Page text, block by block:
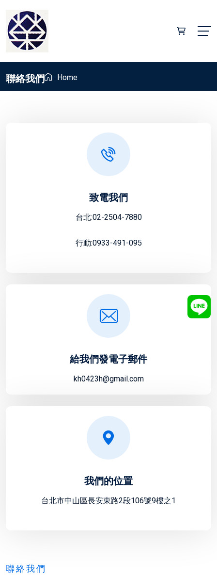
聯絡我們 Home
致電我們
台北:02-2504-7880
行動:0933-491-095
給我們發電子郵件
kh0423h@gmail.com
我們的位置
台北市中山區長安東路2段106號9樓之1
聯絡我們